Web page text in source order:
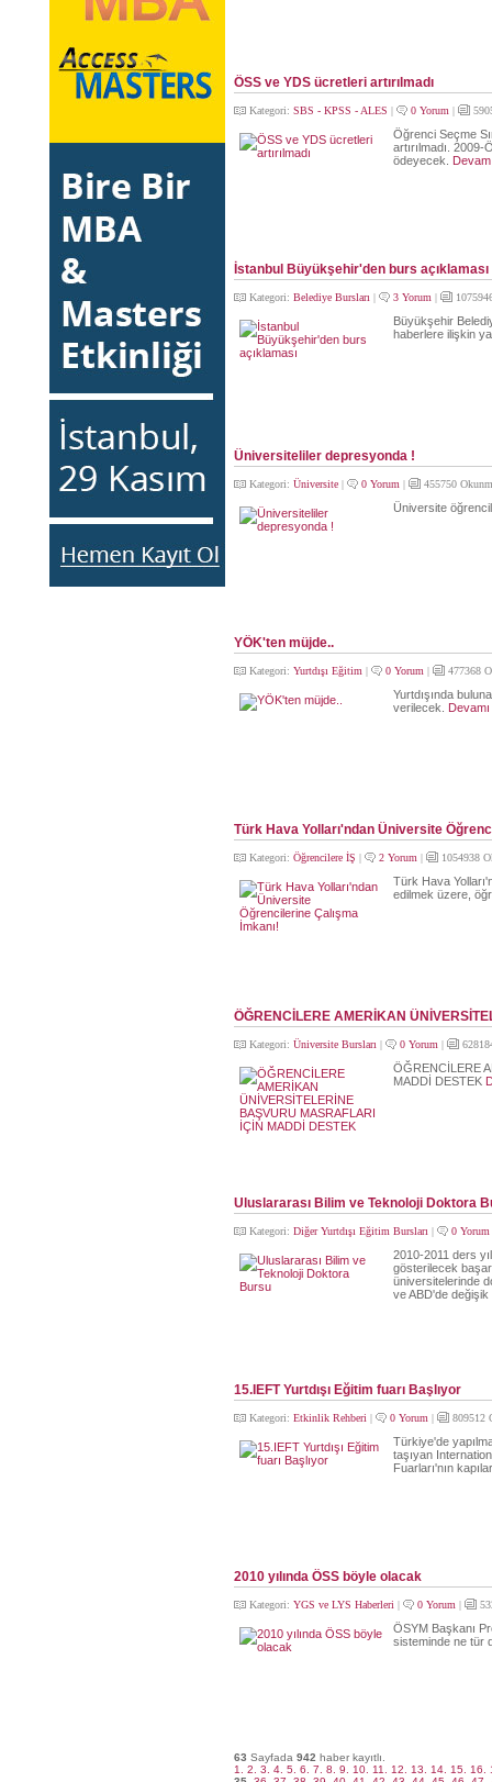
ÖSS ve YDS ücretleri artırılmadı
Kategori: SBS - KPSS - ALES | 0 Yorum |
Öğrenci Seçme
artırılmadı.
ödeyecek.
İstanbul Büyükşehir'den burs açıklaması
Kategori: Belediye Bursları | 3 Yorum |
Büyükşehir
haberlere ilişkin
Üniversiteliler depresyonda !
Kategori: Üniversite| 0 Yorum | 455750
Üniversite
YÖK'ten müjde..
Kategori: Yurtdışı Eğitim | 0 Yorum | 477368
Yurtdışında
verilecek.
Devamı
Türk Hava Yolları'ndan Üniversite
Kategori: Öğrencilere İŞ | 2 Yorum | 1054938
Türk Hava
edilmek üzere,
ÖĞRENCİLERE AMERİKAN
Kategori: Üniversite Bursları | 0 Yorum |
ÖĞRENCİLERE
MADDİ DESTEK
Uluslararası Bilim ve Teknoloji Doktora
Kategori: Diğer Yurtdışı Eğitim Bursları | 0 Yorum
2010-2011 ders
gösterilecek
üniversitelerinde
ve ABD'de
15.IEFT Yurtdışı Eğitim fuarı Başlıyor
Kategori: Etkinlik Rehberi | 0 Yorum | 809512
Türkiye'de
taşıyan
Fuarları'nın
2010 yılında ÖSS böyle olacak
Kategori: YGS ve LYS Haberleri | 0 Yorum |
ÖSYM Başkanı
sisteminde ne tür
63 Sayfada 942 haber kayıtlı.
1.
2. 3. 4. 5. 6. 7. 8. 9. 10. 11. 12. 13. 14. 15. 16.